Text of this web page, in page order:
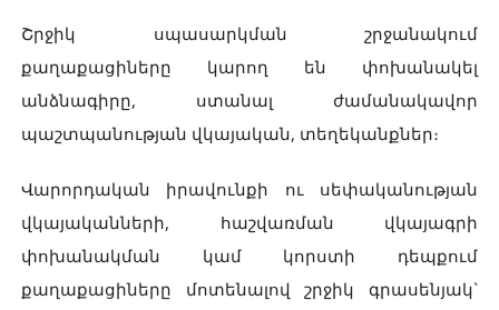
Շրջիկ սպասարկման շրջանակում
քաղաքացիները կարող են փոխանակել
անձնագիրը, ստանալ ժամանակավոր
պաշտպանության վկայական, տեղեկանքներ։
Վարորդական իրավունքի ու սեփականության
վկայականների, հաշվառման վկայագրի
փոխանակման կամ կորստի դեպքում
քաղաքացիները մոտենալով շրջիկ գրասենյակ`